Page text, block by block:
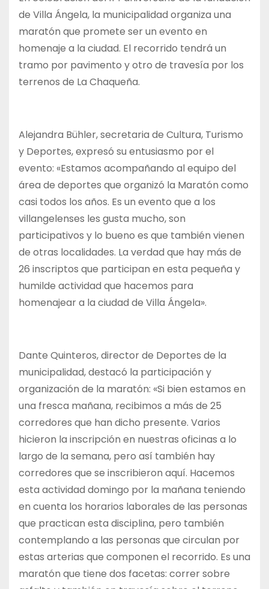
de Villa Ángela, la municipalidad organiza una
maratón que promete ser un evento en
homenaje a la ciudad. El recorrido tendrá un
tramo por pavimento y otro de travesía por los
terrenos de La Chaqueña.
Alejandra Bühler, secretaria de Cultura, Turismo
y Deportes, expresó su entusiasmo por el
evento: «Estamos acompañando al equipo del
área de deportes que organizó la Maratón como
casi todos los años. Es un evento que a los
villangelenses les gusta mucho, son
participativos y lo bueno es que también vienen
de otras localidades. La verdad que hay más de
26 inscriptos que participan en esta pequeña y
humilde actividad que hacemos para
homenajear a la ciudad de Villa Ángela».
Dante Quinteros, director de Deportes de la
municipalidad, destacó la participación y
organización de la maratón: «Si bien estamos en
una fresca mañana, recibimos a más de 25
corredores que han dicho presente. Varios
hicieron la inscripción en nuestras oficinas a lo
largo de la semana, pero así también hay
corredores que se inscribieron aquí. Hacemos
esta actividad domingo por la mañana teniendo
en cuenta los horarios laborales de las personas
que practican esta disciplina, pero también
contemplando a las personas que circulan por
estas arterias que componen el recorrido. Es una
maratón que tiene dos facetas: correr sobre